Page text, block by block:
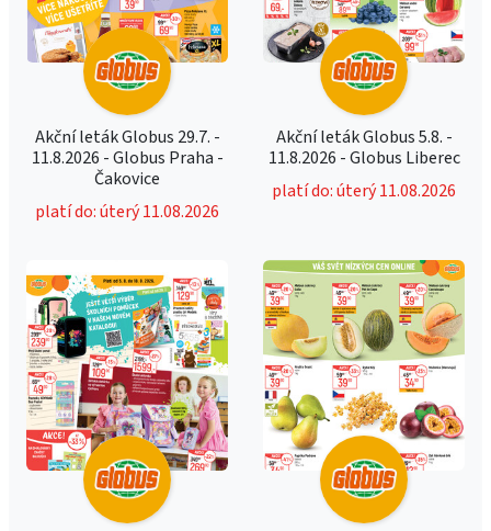
Akční leták Globus 29.7. -
11.8.2026 - Globus Praha -
Čakovice
platí do: úterý 11.08.2026
Akční leták Globus 5.8. -
11.8.2026 - Globus Liberec
platí do: úterý 11.08.2026